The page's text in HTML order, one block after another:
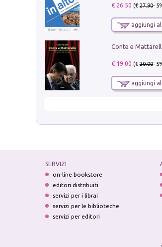
€ 26.50 (€27.90-
aggiungi
€ 19.00 (€20.00-
aggiungi
SERVIZI
on-line bookstore
editori distribuiti
servizi per i librai
servizi per le biblioteche
servizi per editori